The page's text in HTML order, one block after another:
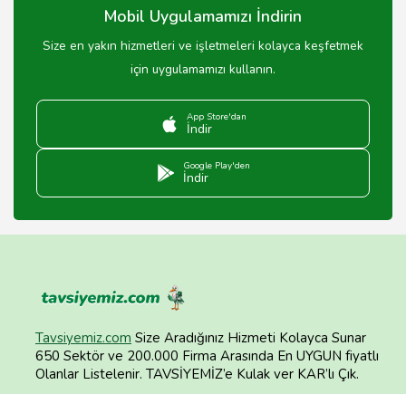
Mobil Uygulamamızı İndirin
Size en yakın hizmetleri ve işletmeleri kolayca keşfetmek
için uygulamamızı kullanın.
App Store'dan
İndir
Google Play'den
İndir
Tavsiyemiz.com Size Aradığınız Hizmeti Kolayca Sunar
650 Sektör ve 200.000 Firma Arasında En UYGUN fiyatlı
Olanlar Listelenir. TAVSİYEMİZ’e Kulak ver KAR’lı Çık.